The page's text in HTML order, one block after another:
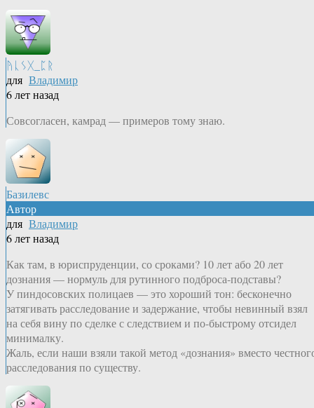
ᚤᚳᛊᚷ_ᛈᚱ
для Владимир
6 лет назад
Совсогласен, камрад — примеров тому знаю.
Базилевс
Автор
для Владимир
6 лет назад
Как там, в юриспруденции, со сроками? 10 лет або 20 лет
дознания — нормуль для рутинного подброса-подставы?
У пиндосовских полицаев — это хороший тон: бесконечно
затягивать расследование и задержание, чтобы невинный взял
на себя вину по сделке с следствием и по-быстрому отсидел
минималку.
Жаль, если наши взяли такой метод «дознания» вместо
расследования по существу.